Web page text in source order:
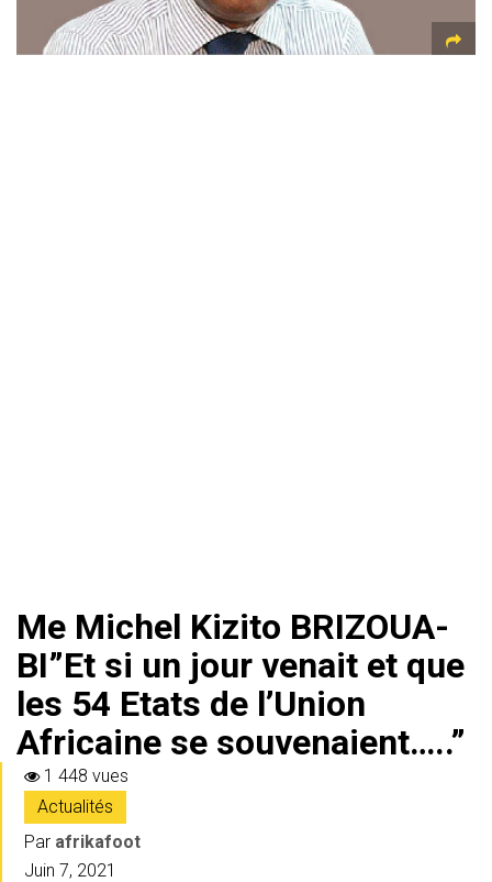
Me Michel Kizito BRIZOUA-
BI”Et si un jour venait et que
les 54 Etats de l’Union
Africaine se souvenaient…..”
1 448 vues
Actualités
Par afrikafoot
Juin 7, 2021